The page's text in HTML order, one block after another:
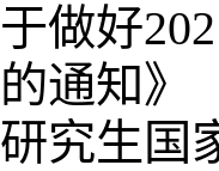
于做好
的通知》
研究生国